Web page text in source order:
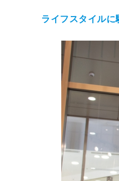
ライフスタイルに